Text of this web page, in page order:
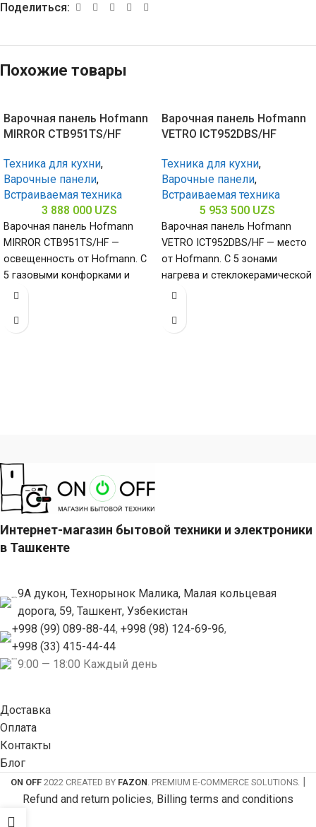
Поделиться:
Похожие товары
Варочная панель Hofmann
MIRROR CTB951TS/HF
Техника для кухни,
Варочные панели,
Встраиваемая техника
3 888 000 UZS
Варочная панель Hofmann
MIRROR CTB951TS/HF —
освещенность от Hofmann. С
5 газовыми конфорками и
поверхностью из закалённого
Варочная панель Hofmann
VETRO ICT952DBS/HF
Техника для кухни,
Варочные панели,
Встраиваемая техника
5 953 500 UZS
Варочная панель Hofmann
VETRO ICT952DBS/HF — место
от Hofmann. С 5 зонами
нагрева и стеклокерамической
поверхностью (габариты 60 х
Интернет-магазин бытовой техники и электроники
в Ташкенте
9А дукон, Технорынок Малика, Малая кольцевая
дорога, 59, Ташкент, Узбекистан
+998 (99) 089-88-44, +998 (98) 124-69-96,
+998 (33) 415-44-44
9:00 — 18:00 Каждый день
Доставка
Оплата
Контакты
Блог
ON OFF 2022 CREATED BY FAZON . PREMIUM E-COMMERCE SOLUTIONS. |
Refund and return policies, Billing terms and conditions